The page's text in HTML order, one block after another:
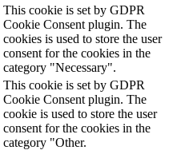
This cookie is set by GDPR
Cookie Consent plugin. The
cookies is used to store the user
consent for the cookies in the
category "Necessary".
This cookie is set by GDPR
Cookie Consent plugin. The
cookie is used to store the user
consent for the cookies in the
category "Other.